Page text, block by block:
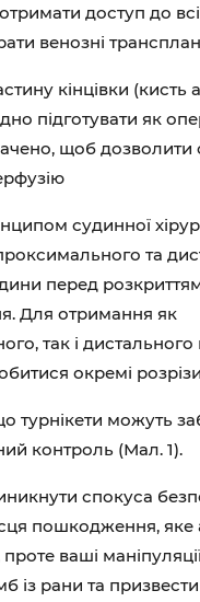
доступ до
венозні
кінцівки (кисть
підготувати як
щоб дозволити
судинної
та
перед
Для отримання як
так і
окремі
турнікети можуть
контроль (Мал. 1).
спокуса
пошкодження, яке
ваші
із рани та